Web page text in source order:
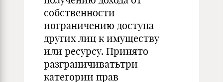
собственности
иограничению доступа
других лиц к имуществу
или ресурсу. Принято
разграничиватьтри
категории прав